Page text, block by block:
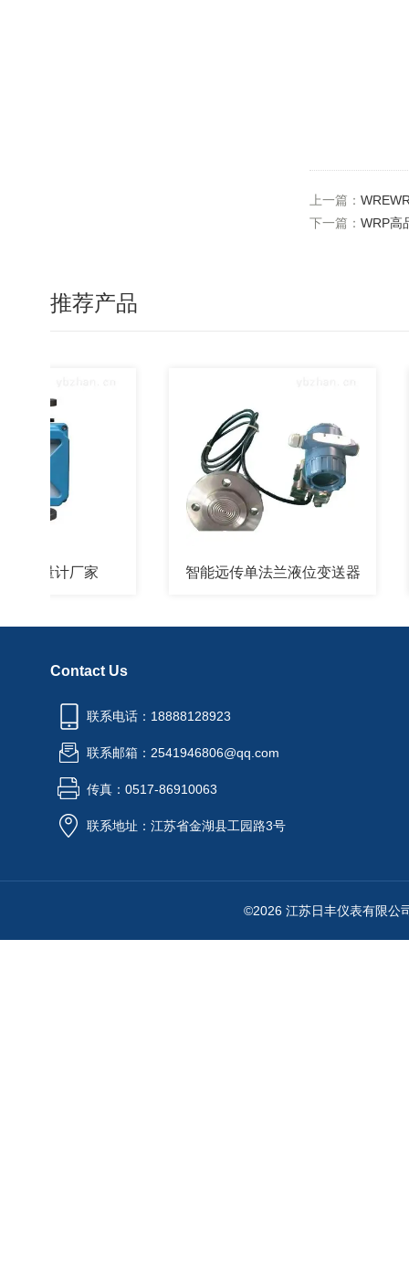
上一篇：
下一篇： WRP高
推荐产品
计厂家 智能远传单法兰液位变送器
Contact Us
联系电话：18888128923
联系邮箱：2541946806@qq.com
传真：0517-86910063
联系地址：江苏省金湖县工园路3号
©2026 江苏日丰仪表有限公